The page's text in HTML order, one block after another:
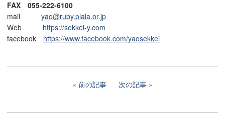
FAX 055-222-6100
mail yao@ruby.plala.or.jp
Web https://sekkei-y.com
facebook https://www.facebook.com/yaosekkei
前の記事 次の記事